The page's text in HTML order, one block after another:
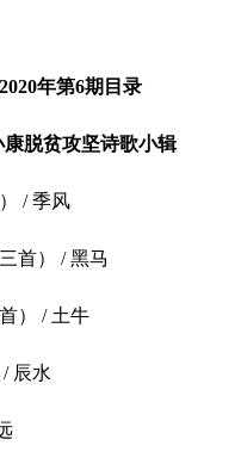
年第6期目录
脱贫攻坚诗歌小辑
/ 季风
） / 黑马
） / 土牛
辰水